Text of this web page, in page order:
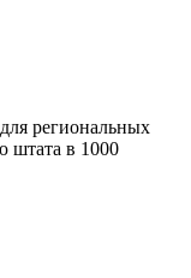
региональных
штата в 1000